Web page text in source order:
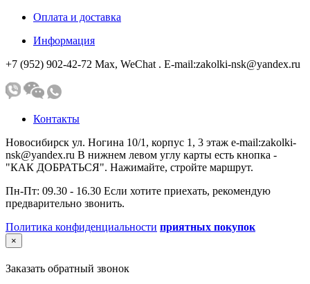
Оплата и доставка
Информация
+7 (952) 902-42-72 Мах, WeChat . E-mail:zakolki-nsk@yandex.ru
Контакты
Новосибирск ул. Ногина 10/1, корпус 1, 3 этаж e-mail:zakolki-
nsk@yandex.ru В нижнем левом углу карты есть кнопка -
"КАК ДОБРАТЬСЯ". Нажимайте, стройте маршрут.
Пн-Пт: 09.30 - 16.30 Если хотите приехать, рекомендую
предварительно звонить.
Политика конфиденциальности приятных покупок
×
Заказать обратный звонок